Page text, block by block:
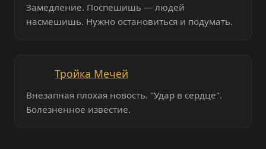
Замедление. Поспешишь — людей
насмешишь. Нужно остановиться и подумать.
Тройка Мечей
Внезапная плохая новость. "Удар в сердце".
Болезненное известие.